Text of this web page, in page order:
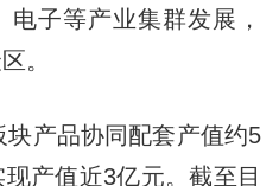
子等产业集群发展，
。
产品协同配套产值约5
产值近3亿元。截至目